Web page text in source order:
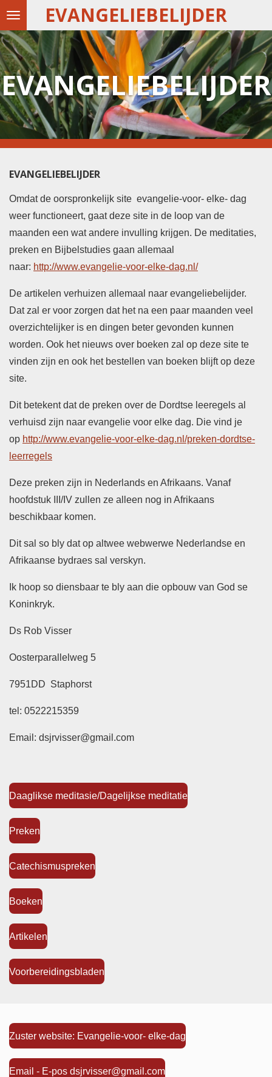
Ga
direct
naar
de
hoofdinhoud
EVANGELIEBELIJDER
EVANGELIEBELIJDER
EVANGELIEBELIJDER
Omdat de oorspronkelijk site evangelie-voor- elke- dag
weer functioneert, gaat deze site in de loop van de
maanden een wat andere invulling krijgen. De meditaties,
preken en Bijbelstudies gaan allemaal
naar: http://www.evangelie-voor-elke-dag.nl/
De artikelen verhuizen allemaal naar evangeliebelijder.
Dat zal er voor zorgen dat het na een paar maanden veel
overzichtelijker is en dingen beter gevonden kunnen
worden. Ook het nieuws over boeken zal op deze site te
vinden zijn en ook het bestellen van boeken blijft op deze
site.
Dit betekent dat de preken over de Dordtse leeregels al
verhuisd zijn naar evangelie voor elke dag. Die vind je
op http://www.evangelie-voor-elke-dag.nl/preken-dordtse-
leerregels
Deze preken zijn in Nederlands en Afrikaans. Vanaf
hoofdstuk III/IV zullen ze alleen nog in Afrikaans
beschikbaar komen.
Dit sal so bly dat op altwee webwerwe Nederlandse en
Afrikaanse bydraes sal verskyn.
Ik hoop so diensbaar te bly aan die opbouw van God se
Koninkryk.
Ds Rob Visser
Oosterparallelweg 5
7951DD Staphorst
tel: 0522215359
Email: dsjrvisser@gmail.com
Daaglikse meditasie/Dagelijkse meditatie
Preken
Catechismuspreken
Boeken
Artikelen
Voorbereidingsbladen
Zuster website: Evangelie-voor- elke-dag
Email - E-pos dsjrvisser@gmail.com